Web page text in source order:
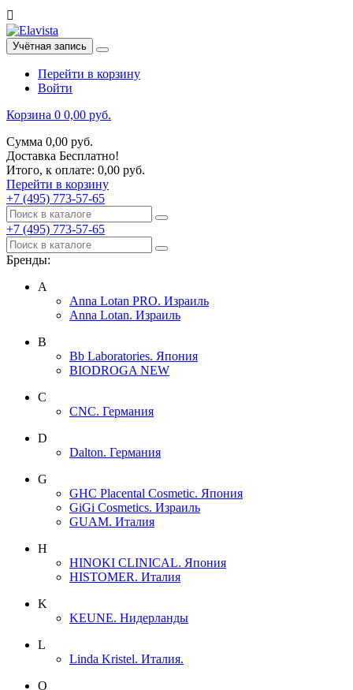

Учётная запись
Перейти в корзину
Войти
Корзина 0 0,00 руб.
Сумма 0,00 руб.
Доставка Бесплатно!
Итого, к оплате: 0,00 руб.
Перейти в корзину
+7 (495) 773-57-65
+7 (495) 773-57-65
Бренды:
A
Anna Lotan PRO. Израиль
Anna Lotan. Израиль
B
Bb Laboratories. Япония
BIODROGA NEW
C
CNC. Германия
D
Dalton. Германия
G
GHC Placental Cosmetic. Япония
GiGi Cosmetics. Израиль
GUAM. Италия
H
HINOKI CLINICAL. Япония
HISTOMER. Италия
K
KEUNE. Нидерланды
L
Linda Kristel. Италия.
O